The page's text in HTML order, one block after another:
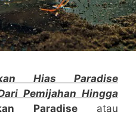
Hias Paradise
Pemijahan Hingga
Paradiseatau